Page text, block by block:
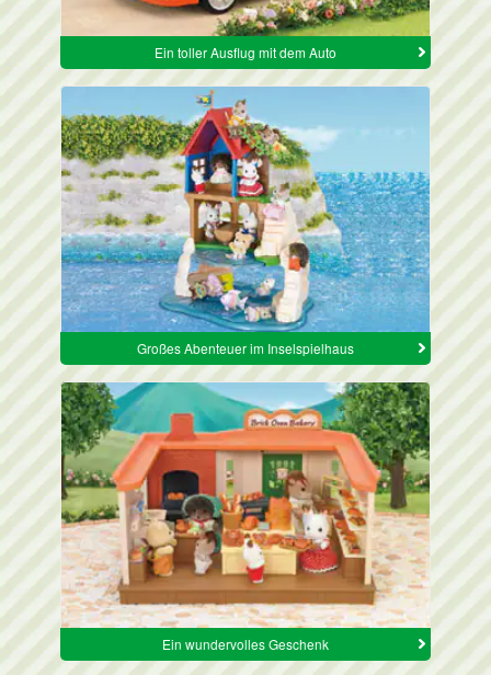
Ein toller Ausflug mit dem Auto
Großes Abenteuer im Inselspielhaus
Ein wundervolles Geschenk